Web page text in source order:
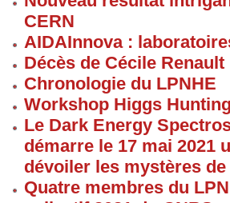
CERN
AIDAInnova :
Décès de Cécile Renault
Chronologie du LPNHE
Workshop Higgs
Le Dark Energy
démarre le 17 mai 2021
dévoiler les mystères de
Quatre membres du